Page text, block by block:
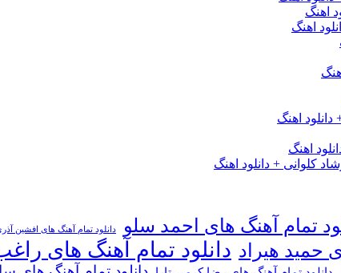
اهنگ
اهنگ
اهنگ
اهنگ
کلوانی + دانلود اهنگ
تمام آهنگ های احمد سلو دانلود تمام آهنگ های افشین
حمید هیراد دانلود تمام آهنگ های